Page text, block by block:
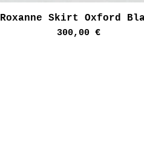
Aperçu rapide
Roxanne Skirt Oxford
Prix
300,00 €